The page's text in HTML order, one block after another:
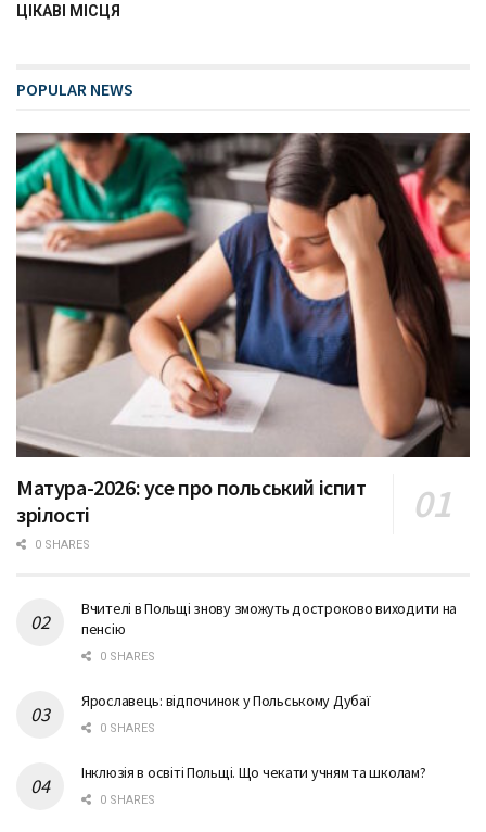
ЦІКАВІ МІСЦЯ
POPULAR NEWS
Матура-2026: усе про польський іспит
зрілості
0 SHARES
Вчителі в Польщі знову зможуть достроково виходити на
пенсію
0 SHARES
Ярославець: відпочинок у Польському Дубаї
0 SHARES
Інклюзія в освіті Польщі. Що чекати учням та школам?
0 SHARES